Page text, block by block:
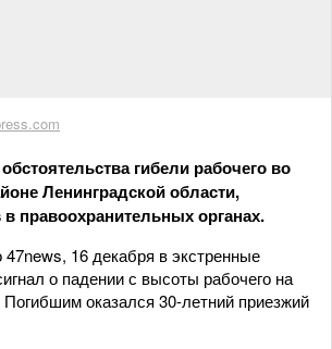
гибели рабочего во
Ленинградской области,
правоохранительных органах.
47news, 16 декабря в экстренные
о падении с высоты рабочего на
оказался 30-летний приезжий